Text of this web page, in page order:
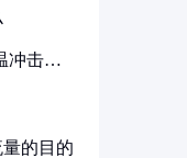
冲击要
的目的